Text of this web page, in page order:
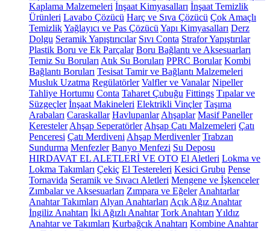
Kaplama Malzemeleri İnşaat Kimyasalları İnşaat Temizlik
Ürünleri Lavabo Çözücü Harç ve Sıva Çözücü Çok Amaçlı
TemizlikYağlayıcı ve Pas Çözücü Yapı Kimyasalları Derz
Dolgu Seramik Yapıştırıcılar Sıvı Conta Strafor Yapıştırılar
Plastik Boru ve Ek Parçalar Boru Bağlantı ve Aksesuarları
Temiz Su Boruları Atık Su Boruları PPRC Borular Kombi
Bağlantı Boruları Tesisat Tamir ve Bağlantı Malzemeleri
Musluk Uzatma Regülatörler Valfler ve Vanalar Nipeller
Tahliye Hortumu Conta Taharet Çubuğu Fittings Tıpalar ve
Süzgeçler İnşaat Makineleri Elektrikli Vinçler Taşıma
Arabaları Caraskallar Havlupanlar Ahşaplar Masif Paneller
Keresteler Ahşap Seperatörler Ahşap Çatı Malzemeleri Çatı
Penceresi Çatı Merdiveni Ahşap Merdivenler Trabzan
Sundurma Menfezler Banyo Menfezi Su Deposu
HIRDAVAT EL ALETLERİ VE OTO El Aletleri Lokma ve
Lokma Takımları Çekiç El Testereleri Kesici Grubu Pense
Tornavida Seramik ve Sıvacı Aletleri Mengene ve İşkenceler
Zımbalar ve Aksesuarları Zımpara ve Eğeler Anahtarlar
Anahtar Takımları Alyan Anahtarları Açık Ağız Anahtar
İngiliz Anahtarı İki Ağızlı Anahtar Tork Anahtarı Yıldız
Anahtar ve Takımları Kurbağcık Anahtarı Kombine Anahtar